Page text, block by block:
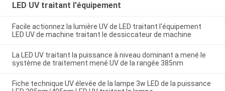
LED UV traitant l'équipement
Facile actionnez la lumière UV de LED traitant l'équipement
LED UV de machine traitant le dessiccateur de machine
La LED UV traitant la puissance à niveau dominant a mené le
système de traitement mené UV de la rangée 385nm
Fiche technique UV élevée de la lampe 3w LED de la puissance